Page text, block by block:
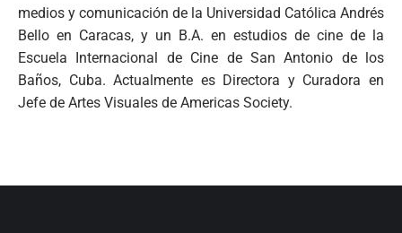
medios y comunicación de la Universidad Católica Andrés
Bello en Caracas, y un B.A. en estudios de cine de la
Escuela Internacional de Cine de San Antonio de los
Baños, Cuba. Actualmente es Directora y Curadora en
Jefe de Artes Visuales de Americas Society.